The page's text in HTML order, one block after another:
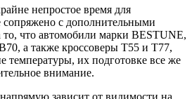
непростое время для
сопряжено с дополнительными
что автомобили марки BESTUNE,
а также кроссоверы T55 и T77,
температуры, их подготовке все же
внимание.
зависит от видимости на